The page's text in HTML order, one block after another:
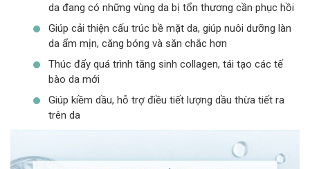
da đang có những vùng da bị tổn thương cần phục hồi
Giúp cải thiện cấu trúc bề mặt da, giúp nuôi dưỡng làn
da ẩm mịn, căng bóng và săn chắc hơn
Thúc đẩy quá trình tăng sinh collagen, tái tạo các tế
bào da mới
Giúp kiềm dầu, hỗ trợ điều tiết lượng dầu thừa tiết ra
trên da